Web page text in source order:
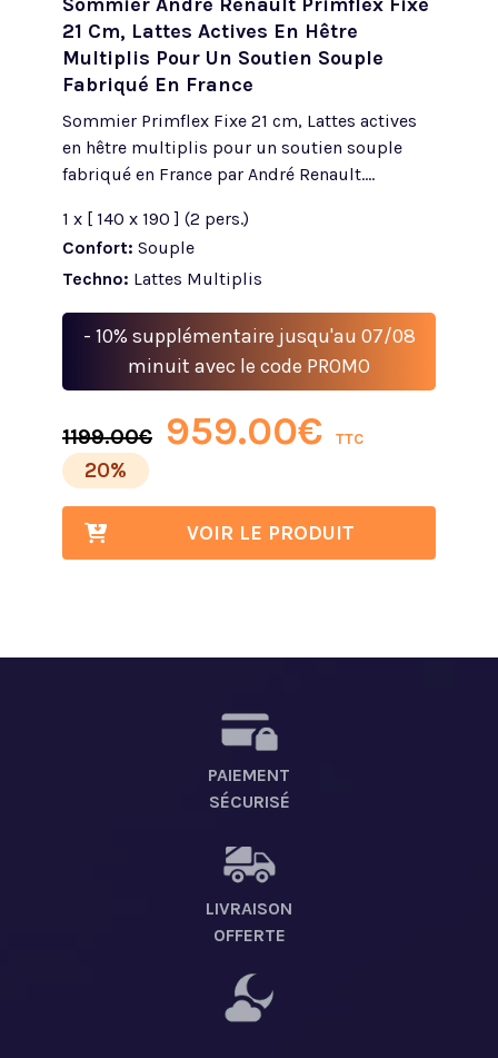
21 Cm, Lattes Actives En Hêtre
Multiplis Pour Un Soutien Souple
Fabriqué En France
Sommier Primflex Fixe 21 cm, Lattes actives
en hêtre multiplis pour un soutien souple
fabriqué en France par André Renault....
1 x [ 140 x 190 ] (2 pers.)
Confort: Souple
Techno: Lattes Multiplis
- 10% supplémentaire jusqu'au 07/08
minuit avec le code PROMO
1199.00€ 959.00€ TTC
20%
VOIR LE PRODUIT
PAIEMENT
SÉCURISÉ
LIVRAISON
OFFERTE